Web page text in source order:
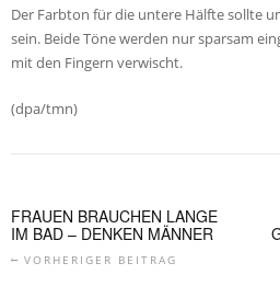
Der Farbton für die untere Hälfte sollte
sein. Beide Töne werden nur sparsam
mit den Fingern verwischt.
(dpa/tmn)
FRAUEN BRAUCHEN LANGE
IM BAD – DENKEN MÄNNER
VORHERIGER BEITRAG